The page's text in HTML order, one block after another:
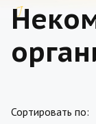
Сортировать по: